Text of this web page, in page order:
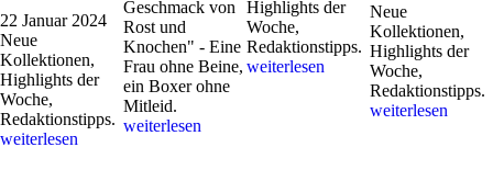
22 Januar 2024
Neue
Kollektionen,
Highlights der
Woche,
Redaktionstipps.
weiterlesen
Geschmack von
Rost und
Knochen" - Eine
Frau ohne Beine,
ein Boxer ohne
Mitleid.
weiterlesen
Highlights der
Woche,
Redaktionstipps.
weiterlesen
Neue
Kollektionen,
Highlights der
Woche,
Redaktionstipps.
weiterlesen